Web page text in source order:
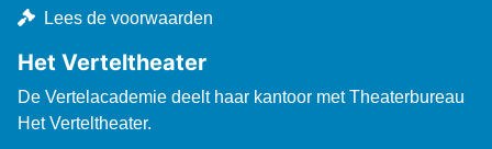
Lees de voorwaarden
Het Verteltheater
De Vertelacademie deelt haar kantoor met Theaterbureau
Het Verteltheater.